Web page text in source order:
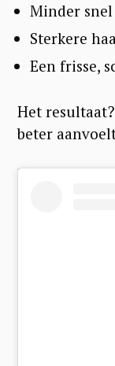
Minder
Sterkere
Een frisse,
Het
beter